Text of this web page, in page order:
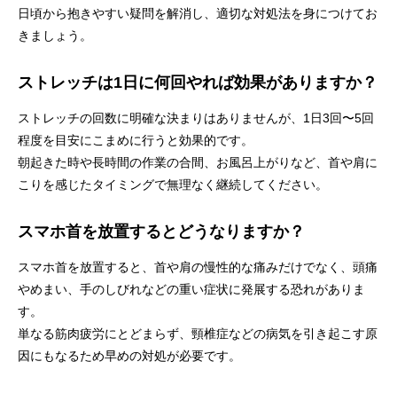
日頃から抱きやすい疑問を解消し、適切な対処法を身につけてお
きましょう。
ストレッチは1日に何回やれば効果がありますか？
ストレッチの回数に明確な決まりはありませんが、1日3回〜5回
程度を目安にこまめに行うと効果的です。
朝起きた時や長時間の作業の合間、お風呂上がりなど、首や肩に
こりを感じたタイミングで無理なく継続してください。
スマホ首を放置するとどうなりますか？
スマホ首を放置すると、首や肩の慢性的な痛みだけでなく、頭痛
やめまい、手のしびれなどの重い症状に発展する恐れがありま
す。
単なる筋肉疲労にとどまらず、頸椎症などの病気を引き起こす原
因にもなるため早めの対処が必要です。